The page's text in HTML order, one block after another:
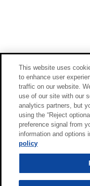
This website uses
to enhance user
traffic on our website.
use of our site with our
analytics partners, but
using the “Reject
preference signal from
information and options
policy